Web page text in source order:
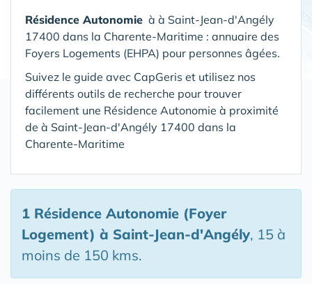
Résidence Autonomie à à Saint-Jean-d'Angély
17400 dans la Charente-Maritime : annuaire des
Foyers Logements (EHPA) pour personnes âgées.
Suivez le guide avec CapGeris et utilisez nos
différents outils de recherche pour trouver
facilement une Résidence Autonomie à proximité
de à Saint-Jean-d'Angély 17400 dans la
Charente-Maritime
1 Résidence Autonomie (Foyer
Logement) à Saint-Jean-d'Angély, 15 à
moins de 150 kms.